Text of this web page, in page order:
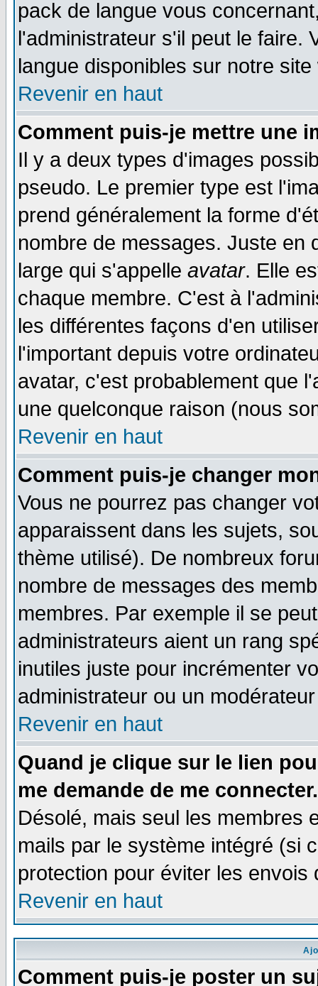
pack de langue vous
l'administrateur s'il peut le faire.
langue disponibles sur notre site
Revenir en haut
Comment puis-je mettre une
Il y a deux types d'images
pseudo. Le premier type est
prend généralement la forme
nombre de messages. Juste en
large qui s'appelle avatar. Elle
chaque membre. C'est à
les différentes façons d'en
l'important depuis votre
avatar, c'est probablement que
une quelconque raison (nous
Revenir en haut
Comment puis-je changer
Vous ne pourrez pas changer
apparaissent dans les sujets,
thème utilisé). De nombreux
nombre de messages des
membres. Par exemple il se
administrateurs aient un rang
inutiles juste pour incrémenter
administrateur ou un
Revenir en haut
Quand je clique sur le lien
me demande de me connecter.
Désolé, mais seul les membres
mails par le système intégré (si
protection pour éviter les
Revenir en haut
Comment puis-je poster un